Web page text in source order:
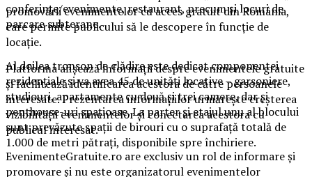
conferințe/evenimente, restaurant, precum și locuri de
parcare subterane.
Al doilea tronson de clădire este dedicat componentei
rezidențiale și va avea 45 de unități locative – garsoniere,
studiouri, apartamente cu două și trei camere, dar și
penthouse-uri spațioase. La parter și etajul unu al blocului
sunt prevăzute spații de birouri cu o suprafață totală de
1.000 de metri pătrați, disponibile spre închiriere.
promovării evenimentelor cu acces gratuit din România,
care permite publicului să le descopere în funcție de
locație.
Platforma afișează informații despre evenimentele gratuite
și facilitează identificarea acestora de către persoanele
interesate. Prezentarea informațiilor urmărește creșterea
vizibilității evenimentelor și conectarea acestora cu
publicul interesat.
EvenimenteGratuite.ro are exclusiv un rol de informare și
promovare și nu este organizatorul evenimentelor